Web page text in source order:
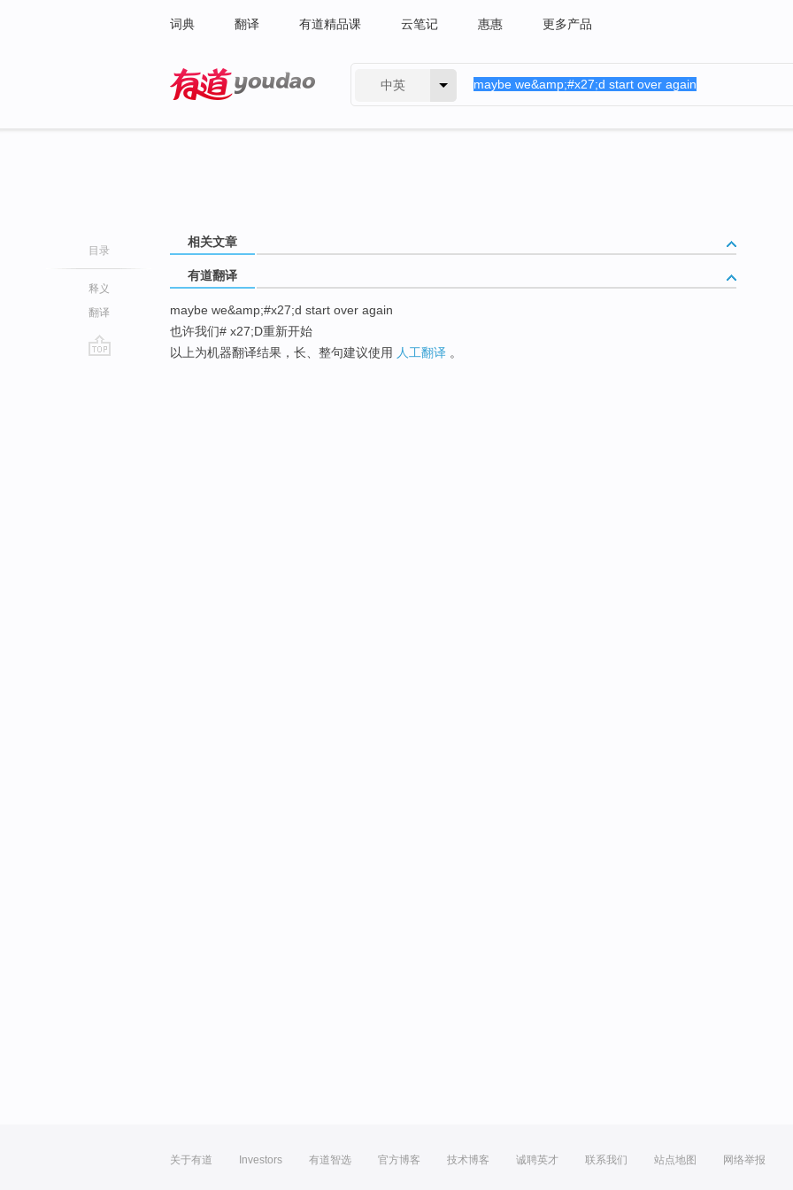
词典 翻译 有道精品课 云笔记 惠惠 更多产品
中英
目录
释义
翻译
相关文章
有道翻译
maybe we&amp;#x27;d start over again
也许我们# x27;D重新开始
以上为机器翻译结果，长、整句建议使用 人工翻译 。
关于有道 Investors 有道智选 官方博客 技术博客 诚聘英才 联系我们 站点地图 网络举报